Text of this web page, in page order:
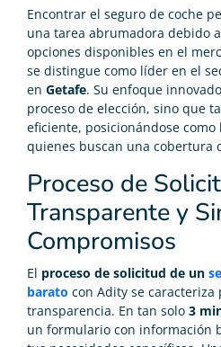
Encontrar el seguro de coche
una tarea abrumadora debido
opciones disponibles en el
se distingue como líder en el
en Getafe. Su enfoque
proceso de elección, sino que
eficiente, posicionándose
quienes buscan una cobertura
Proceso de
Transparente y
Compromisos
El proceso de solicitud de un
barato con Adity se
transparencia. En tan solo 3
un formulario con información